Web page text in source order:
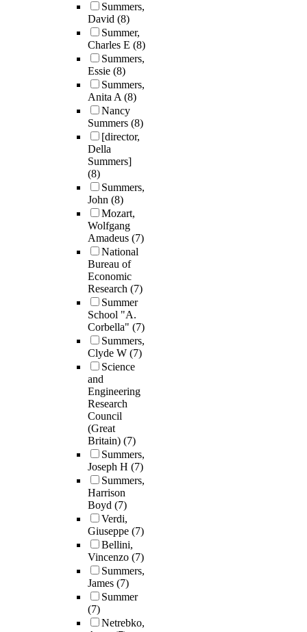
Summers,
David (8)
Summer,
Charles E (8)
Summers,
Essie (8)
Summers,
Anita A(8)
Nancy
Summers (8)
[director,
Della
Summers]
(8)
Summers,
John (8)
Mozart,
Wolfgang
Amadeus (7)
National
Bureau of
Economic
Research (7)
Summer
School "A.
Corbella" (7)
Summers,
Clyde W (7)
Science
and
Engineering
Research
Council
(Great
Britain) (7)
Summers,
Joseph H (7)
Summers,
Harrison
Boyd (7)
Verdi,
Giuseppe (7)
Bellini,
Vincenzo (7)
Summers,
James (7)
Summer
(7)
Netrebko,